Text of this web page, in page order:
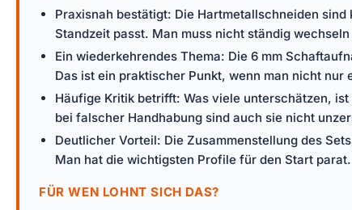
Praxisnah bestätigt: Die Hartmetallschneiden
Standzeit passt. Man muss nicht ständig
Ein wiederkehrendes Thema: Die 6 mm
Das ist ein praktischer Punkt, wenn man nicht nur
Häufige Kritik betrifft: Was viele unterschätzen,
bei falscher Handhabung sind auch sie nicht
Deutlicher Vorteil: Die Zusammenstellung des
Man hat die wichtigsten Profile für den Start parat.
FÜR WEN LOHNT SICH DAS?